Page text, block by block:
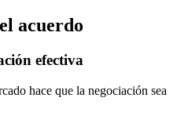
acuerdo
efectiva
hace que la negociación sea